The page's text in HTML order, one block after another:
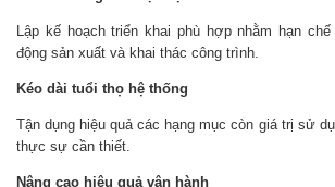
Lập kế hoạch triển khai phù hợp nhằm hạn
động sản xuất và khai thác công trình.
Kéo dài tuổi thọ hệ thống
Tận dụng hiệu quả các hạng mục còn giá trị sử
thực sự cần thiết.
Nâng cao hiệu quả vận hành